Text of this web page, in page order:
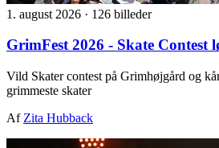
1. august 2026 · 126 billeder
GrimFest 2026 - Skate Contest
Vild Skater contest på Grimhøjgård og
grimmeste skater
Af Zita Hubback